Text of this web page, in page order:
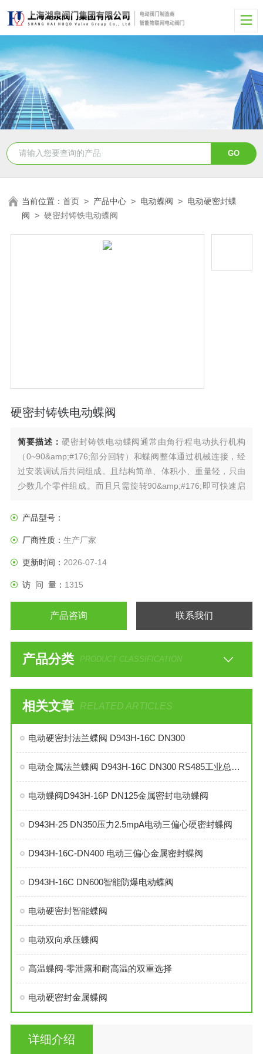
当前位置：首页 > 产品中心 > 电动蝶阀 > 电动硬密封蝶
阀 >硬密封铸铁电动蝶阀
硬密封铸铁电动蝶阀
简要描述： 硬密封铸铁电动蝶阀通常由角行程电动执行机构
（0~90&amp;#176;部分回转）和蝶阀整体通过机械连接，经
过安装调试后共同组成。且结构简单、体积小、重量轻，只由
少数几个零件组成。而且只需旋转90&amp;#176;即可快速启
产品型号：
厂商性质： 生产厂家
更新时间： 2026-07-14
访 问 量： 1315
产品咨询 联系我们
产品分类 PRODUCT CLASSIFICATION
相关文章 RELATED ARTICLES
电动硬密封法兰蝶阀 D943H-16C DN300
电动金属法兰蝶阀 D943H-16C DN300 RS485工业总线型
电动蝶阀D943H-16P DN125金属密封电动蝶阀
D943H-25 DN350压力2.5mpA电动三偏心硬密封蝶阀
D943H-16C-DN400 电动三偏心金属密封蝶阀
D943H-16C DN600智能防爆电动蝶阀
电动硬密封智能蝶阀
电动双向承压蝶阀
高温蝶阀-零泄露和耐高温的双重选择
电动硬密封金属蝶阀
详细介绍